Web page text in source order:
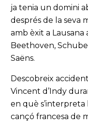
ja tenia un domini
després de la seva
amb èxit a Lausana
Beethoven,
Saëns.
Descobreix
Vincent d’Indy
en què s’interpreta
cançó francesa de